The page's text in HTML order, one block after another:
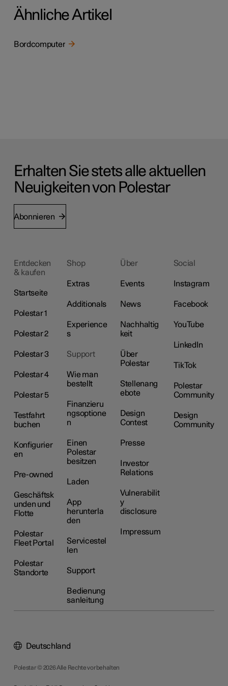
Ähnliche Artikel
Bordcomputer
Erhalten Sie stets alle aktuellen
Neuigkeiten von Polestar
Abonnieren
Entdecken
& kaufen
Startseite
Polestar 1
Polestar 2
Polestar 3
Polestar 4
Polestar 5
Testfahrt
buchen
Konfigurier
en
Pre-owned
Geschäftsk
unden und
Flotte
Polestar
Fleet Portal
Polestar
Standorte
Shop
Extras
Additionals
Experience
s
Support
Wie man
bestellt
Finanzieru
ngsoptione
n
Einen
Polestar
besitzen
Laden
App
herunterla
den
Servicestel
len
Support
Bedienung
sanleitung
Über
Events
News
Nachhaltig
keit
Über
Polestar
Stellenang
ebote
Design
Contest
Presse
Investor
Relations
Vulnerabilit
y
disclosure
Impressum
Social
Instagram
Facebook
YouTube
LinkedIn
TikTok
Polestar
Community
Design
Community
Polestar © 2026 Alle Rechte vorbehalten
Deutschland